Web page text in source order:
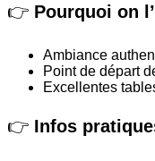
👉 Pourquoi on
Ambiance
Point de départ
Excellentes
👉 Infos